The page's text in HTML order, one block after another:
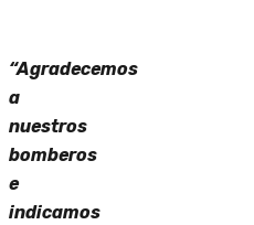
“Agradecemos
a
nuestros
bomberos
e
indicamos